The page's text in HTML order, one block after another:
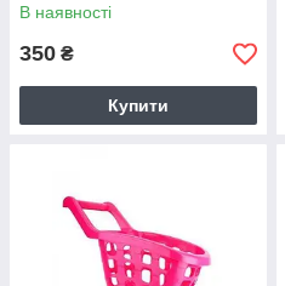
В наявності
350 ₴
Купити